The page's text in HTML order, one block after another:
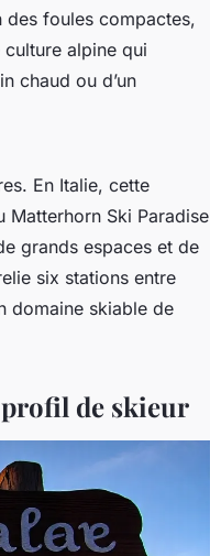
des foules compactes,
alpine qui
chaud ou d’un
En Italie, cette
Matterhorn Ski Paradise
grands espaces et de
six stations entre
domaine skiable de
de skieur